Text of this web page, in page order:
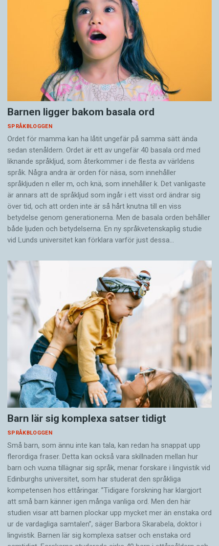
Barnen ligger bakom basala ord
SPRÅKBLOGGEN
Ordet för mamma kan ha låtit ungefär på samma sätt ända
sedan stenåldern. Ordet är ett av ungefär 40 basala ord med
liknande språkljud, som återkommer i de flesta av världens
språk. Några andra är orden för näsa, som innehåller
språkljuden n eller m, och knä, som innehåller k. Det vanligaste
är annars att de språkljud som ingår i ett visst ord ändrar sig
över tid, och att orden inte är så hårt knutna till en viss
betydelse genom generationerna. Men de basala orden behåller
både ljuden och betydelserna. En ny språkvetenskaplig studie
vid Lunds universitet kan förklara varför just dessa…
Barn lär sig komplexa satser tidigt
SPRÅKBLOGGEN
Små barn, som ännu inte kan tala, kan redan ha snappat upp
flerordiga fraser. Detta kan också vara skillnaden mellan hur
barn och vuxna tillägnar sig språk, menar forskare i lingvistik vid
Edinburghs universitet, som har studerat den språkliga
kompetensen hos ettåringar. ”Tidigare forskning har klargjort
att små barn känner igen många vanliga ord. Men den här
studien visar att barnen plockar upp mycket mer än enstaka ord
ur de vardagliga samtalen”, säger Barbora Skarabela, doktor i
lingvistik. Barnen lär sig komplexa satser och enstaka ord